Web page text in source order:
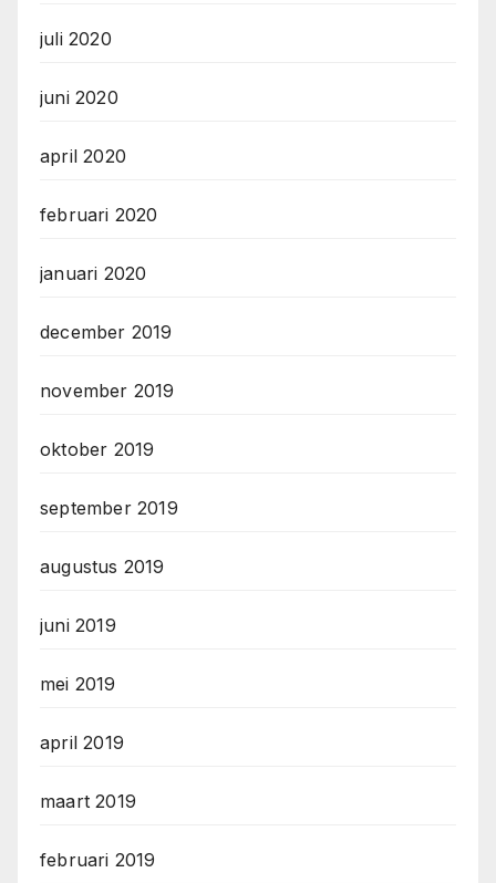
juli 2020
juni 2020
april 2020
februari 2020
januari 2020
december 2019
november 2019
oktober 2019
september 2019
augustus 2019
juni 2019
mei 2019
april 2019
maart 2019
februari 2019